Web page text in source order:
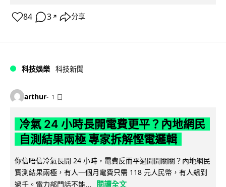
84 3 ↗ 分享
科技娛樂 科技新聞
arthur 1 日
冷氣 24 小時長開電費更平？內地網民
自測結果兩極 專家拆解慳電邏輯
你信唔信冷氣長開 24 小時，電費反而平過開開關關？內地網民
實測結果兩極，有人一個月電費只需 118 元人民幣，有人飆到
過千。電力部門話不能...
閱讀全文